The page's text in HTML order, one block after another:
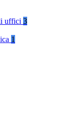
uffici 3
1